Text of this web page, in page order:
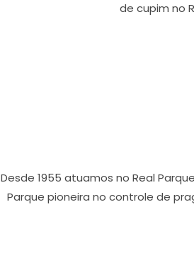
de cupim no
Desde 1955 atuamos no Real
Parque pioneira no controle de